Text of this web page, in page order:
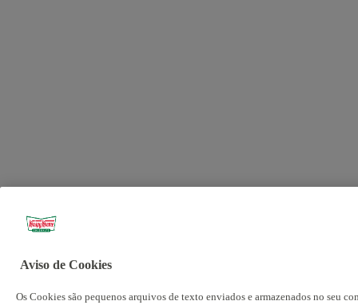
Aviso de Cookies
Os Cookies são pequenos arquivos de texto enviados e armazenados no seu